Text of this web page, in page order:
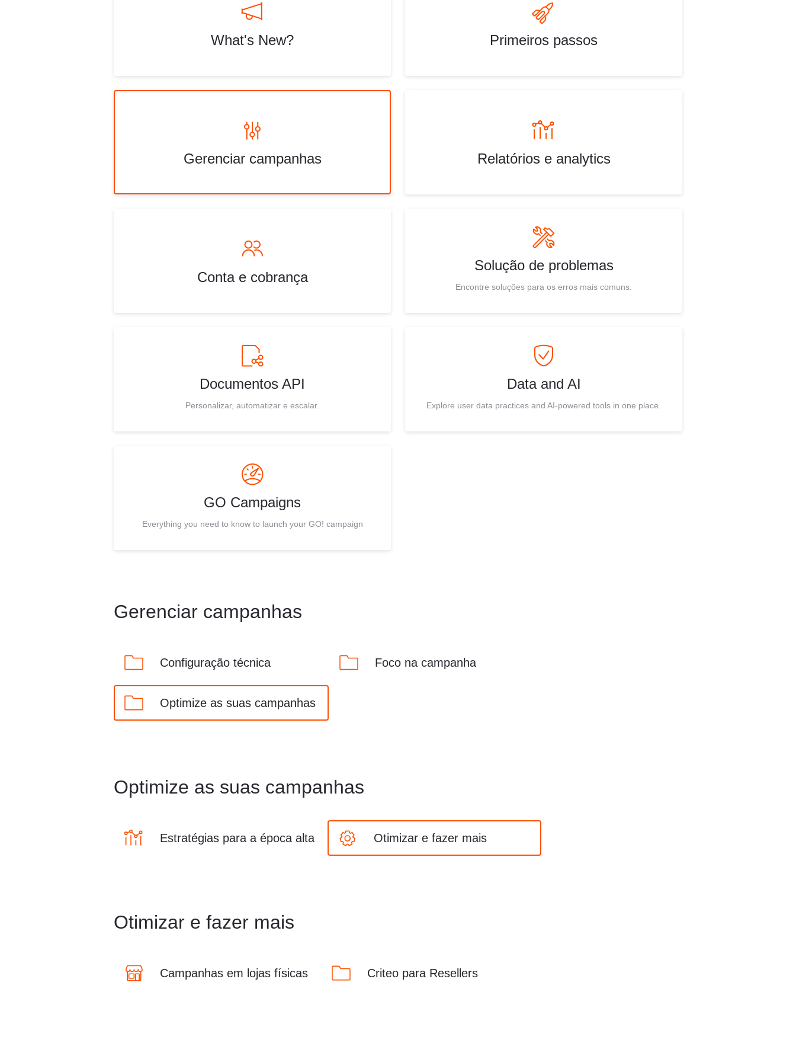
What's New? Primeiros passos
Gerenciar campanhas Relatórios e analytics
Conta e cobrança
Solução de problemas
Encontre soluções para os erros mais comuns.
Documentos API
Personalizar, automatizar e escalar.
Data and AI
Explore user data practices and AI-powered tools in one place.
GO Campaigns
Everything you need to know to launch your GO! campaign
Gerenciar campanhas
Configuração técnica Foco na campanha
Optimize as suas campanhas
Optimize as suas campanhas
Estratégias para a época alta Otimizar e fazer mais
Otimizar e fazer mais
Campanhas em lojas físicas Criteo para Resellers